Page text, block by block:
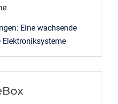
Eine wachsende